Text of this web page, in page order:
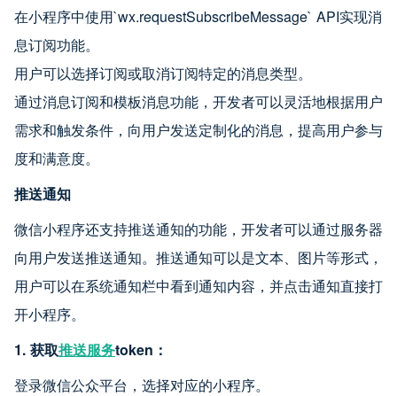
在小程序中使用`wx.requestSubscribeMessage` API实现消
息订阅功能。
用户可以选择订阅或取消订阅特定的消息类型。
通过消息订阅和模板消息功能，开发者可以灵活地根据用户
需求和触发条件，向用户发送定制化的消息，提高用户参与
度和满意度。
推送通知
微信小程序还支持推送通知的功能，开发者可以通过服务器
向用户发送推送通知。推送通知可以是文本、图片等形式，
用户可以在系统通知栏中看到通知内容，并点击通知直接打
开小程序。
1. 获取推送服务token：
登录微信公众平台，选择对应的小程序。